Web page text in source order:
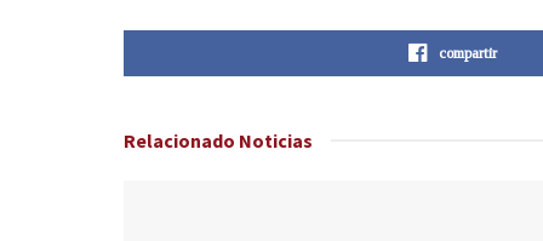
compartir
Relacionado Noticias